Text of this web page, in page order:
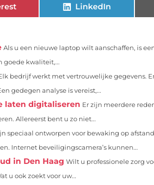
LinkedIn
Als u een nieuwe laptop wilt aanschaffen, is
goede kwaliteit,...
bedrijf werkt met vertrouwelijke gegevens.
gedegen analyse is vereist,...
laten digitaliseren Er zijn meerdere
Allereerst bent u zo niet...
speciaal ontworpen voor bewaking op
Internet beveiligingscamera’s kunnen...
in Den Haag Wilt u professionele zorg
u ook zoekt voor uw...